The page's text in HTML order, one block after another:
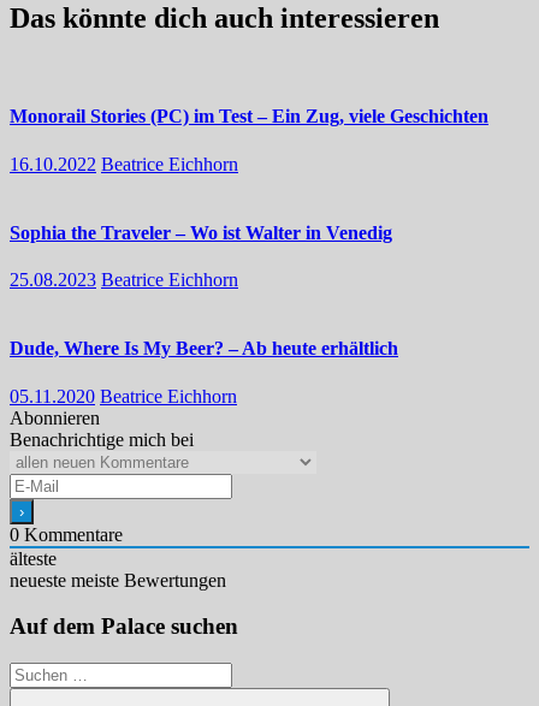
Das könnte dich auch interessieren
Monorail Stories (PC) im Test – Ein Zug, viele Geschichten
16.10.2022 Beatrice Eichhorn
Sophia the Traveler – Wo ist Walter in Venedig
25.08.2023 Beatrice Eichhorn
Dude, Where Is My Beer? – Ab heute erhältlich
05.11.2020 Beatrice Eichhorn
Abonnieren
Benachrichtige mich bei
0 Kommentare
älteste
neueste meiste Bewertungen
Auf dem Palace suchen
Suchen
nach: